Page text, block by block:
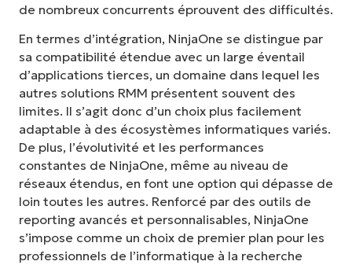
de nombreux concurrents éprouvent des difficultés.
En termes d’intégration, NinjaOne se distingue par
sa compatibilité étendue avec un large éventail
d’applications tierces, un domaine dans lequel les
autres solutions RMM présentent souvent des
limites. Il s’agit donc d’un choix plus facilement
adaptable à des écosystèmes informatiques variés.
De plus, l’évolutivité et les performances
constantes de NinjaOne, même au niveau de
réseaux étendus, en font une option qui dépasse de
loin toutes les autres. Renforcé par des outils de
reporting avancés et personnalisables, NinjaOne
s’impose comme un choix de premier plan pour les
professionnels de l’informatique à la recherche